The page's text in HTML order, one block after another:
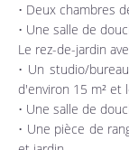
• Deux chambres
• Une salle de
Le rez-de-jardin
• Un studio/
d'environ 15 m² et
• Une salle de
• Une pièce de